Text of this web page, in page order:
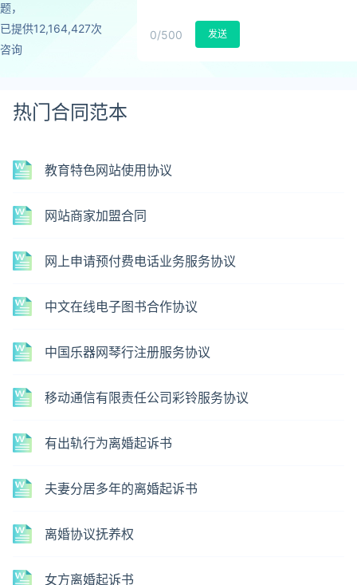
题，
已提供12,164,427次
咨询
0/500 发送
热门合同范本
教育特色网站使用协议
网站商家加盟合同
网上申请预付费电话业务服务协议
中文在线电子图书合作协议
中国乐器网琴行注册服务协议
移动通信有限责任公司彩铃服务协议
有出轨行为离婚起诉书
夫妻分居多年的离婚起诉书
离婚协议抚养权
女方离婚起诉书